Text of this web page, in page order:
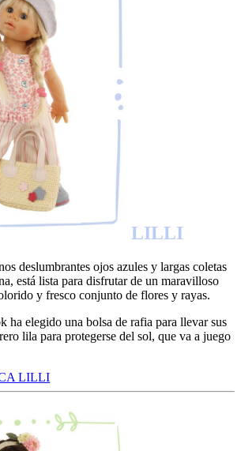
LILLI
deslumbrantes ojos azules y largas coletas
está lista para disfrutar de un maravilloso
y fresco conjunto de flores y rayas.
ha elegido una bolsa de rafia para llevar sus
lila para protegerse del sol, que va a juego
LILLI